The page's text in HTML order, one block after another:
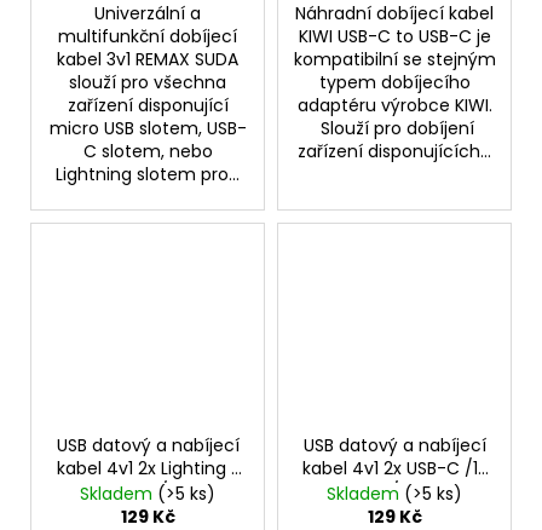
Univerzální a
multifunkční dobíjecí
kabel 3v1 REMAX SUDA
slouží pro všechna
zařízení disponující
micro USB slotem, USB-
C slotem, nebo
Lightning slotem pro...
Náhradní dobíjecí kabel
KIWI USB-C to USB-C je
kompatibilní se stejným
typem dobíjecího
adaptéru výrobce KIWI.
Slouží pro dobíjení
zařízení disponujících...
USB datový a nabíjecí
kabel 4v1 2x Lighting /
1x micro USB / 1x USB-C
- 2.8A
Skladem (>5 ks)
129 Kč
USB datový a nabíjecí
kabel 4v1 2x USB-C /1x
micro USB / 1x Lighting
- 2.8A
Skladem (>5 ks)
129 Kč